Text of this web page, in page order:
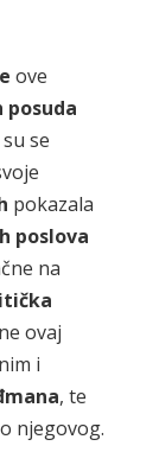
ove
posuda
se
pokazala
poslova
na
ovaj
i
, te
njegovog.